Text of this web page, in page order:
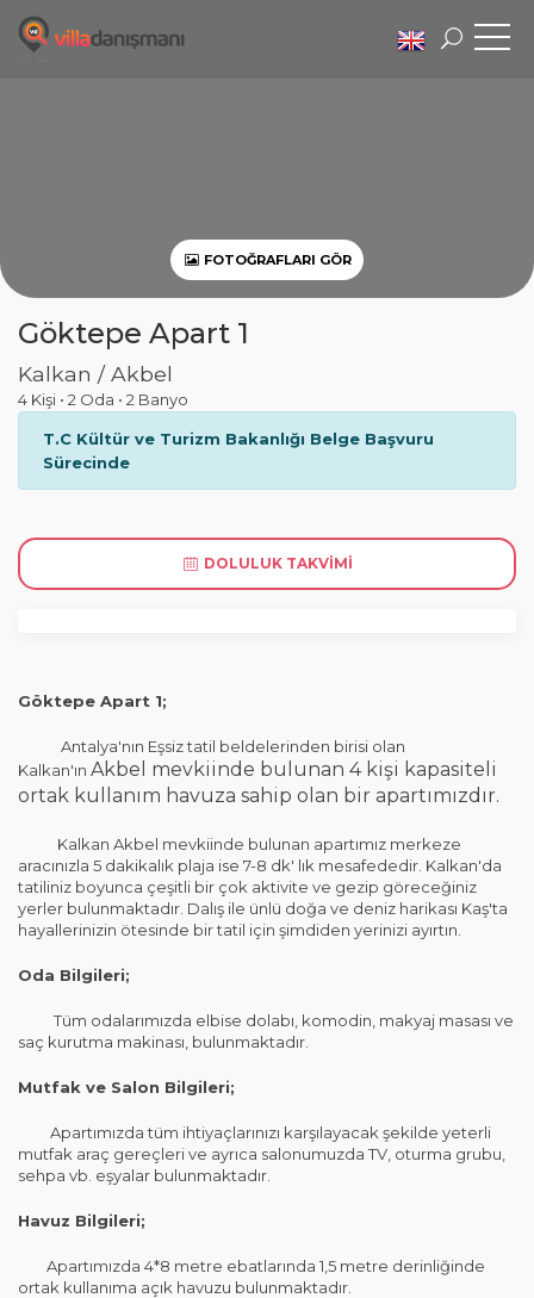
FOTOĞRAFLARI GÖR
Göktepe Apart 1
Kalkan / Akbel
4 Kişi • 2 Oda • 2 Banyo
T.C Kültür ve Turizm Bakanlığı Belge Başvuru
Sürecinde
DOLULUK TAKVIMI
Göktepe Apart 1;
Antalya'nın Eşsiz tatil beldelerinden birisi olan
Kalkan'ın Akbel mevkiinde bulunan 4 kişi kapasiteli
ortak kullanım havuza sahip olan bir apartımızdır.
Kalkan Akbel mevkiinde bulunan apartımız merkeze
aracınızla 5 dakikalık plaja ise 7-8 dk' lık mesafededir. Kalkan'da
tatiliniz boyunca çeşitli bir çok aktivite ve gezip göreceğiniz
yerler bulunmaktadır. Dalış ile ünlü doğa ve deniz harikası Kaş'ta
hayallerinizin ötesinde bir tatil için şimdiden yerinizi ayırtın.
Oda Bilgileri;
Tüm odalarımızda elbise dolabı, komodin, makyaj masası ve
saç kurutma makinası, bulunmaktadır.
Mutfak ve Salon Bilgileri;
Apartımızda tüm ihtiyaçlarınızı karşılayacak şekilde yeterli
mutfak araç gereçleri ve ayrıca salonumuzda TV, oturma grubu,
sehpa vb. eşyalar bulunmaktadır.
Havuz Bilgileri;
Apartımızda 4*8 metre ebatlarında 1,5 metre derinliğinde
ortak kullanıma açık havuzu bulunmaktadır.